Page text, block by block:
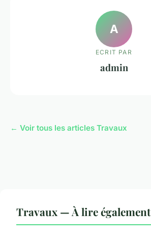
A
ECRIT PAR
admin
← Voir tous les articles Travaux
Travaux — À lire également